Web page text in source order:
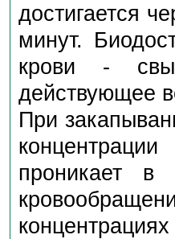
достигается
минут.
крови -
действующее
При
проникает в